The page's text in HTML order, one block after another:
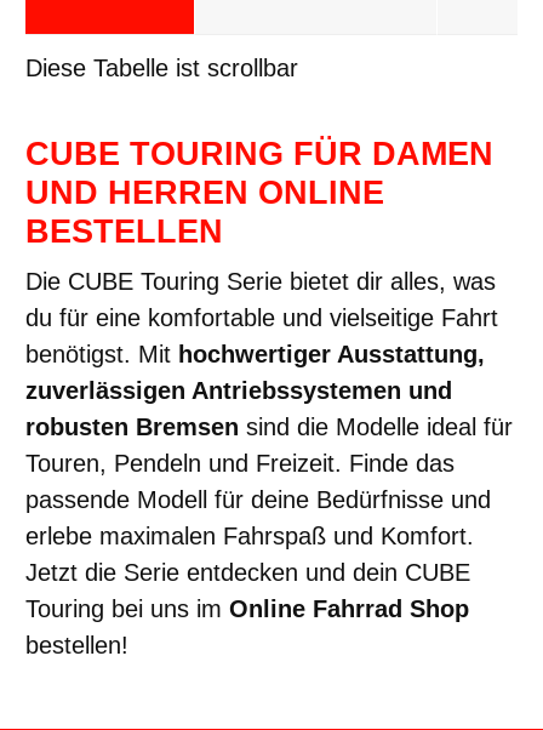
Diese Tabelle ist scrollbar
CUBE TOURING FÜR DAMEN
UND HERREN ONLINE
BESTELLEN
Die CUBE Touring Serie bietet dir alles, was
du für eine komfortable und vielseitige Fahrt
benötigst. Mit hochwertiger Ausstattung,
zuverlässigen Antriebssystemen und
robusten Bremsen sind die Modelle ideal für
Touren, Pendeln und Freizeit. Finde das
passende Modell für deine Bedürfnisse und
erlebe maximalen Fahrspaß und Komfort.
Jetzt die Serie entdecken und dein CUBE
Touring bei uns im Online Fahrrad Shop
bestellen!